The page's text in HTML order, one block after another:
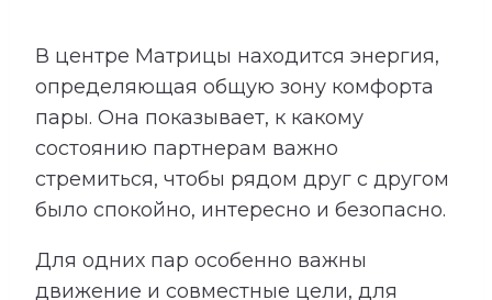
В центре Матрицы находится энергия,
определяющая общую зону комфорта
пары. Она показывает, к какому
состоянию партнерам важно
стремиться, чтобы рядом друг с другом
было спокойно, интересно и безопасно.
Для одних пар особенно важны
движение и совместные цели, для